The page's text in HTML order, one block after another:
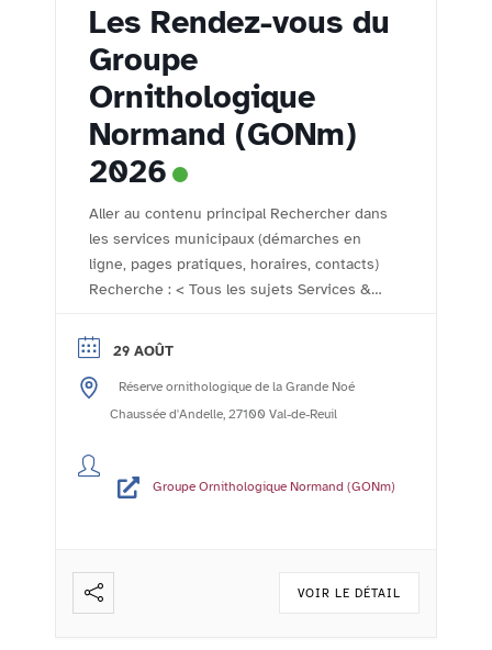
Les Rendez-vous du
Groupe
Ornithologique
Normand (GONm)
2026
Aller au contenu principal Rechercher dans
les services municipaux (démarches en
ligne, pages pratiques, horaires, contacts)
Recherche : < Tous les sujets Services &
associations Le comptoir des associations
- l'agenda de la vie associative rolivaloise
Imprimer Publié le :24/10/2023 Mis à jour
le :06/11/2023 Le Groupe Ornithologique
29 AOÛT
Réserve ornithologique de la Grande Noé
Chaussée d'Andelle, 27100 Val-de-Reuil
Groupe Ornithologique Normand (GONm)
VOIR LE DÉTAIL